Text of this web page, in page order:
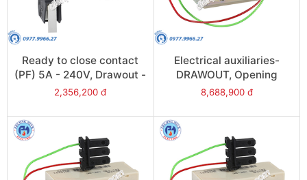
Ready to close contact
(PF) 5A - 240V, Drawout -
Model 48469
2,356,200 đ
Electrical auxiliaries-
DRAWOUT, Opening
release (MX), 24VAC/DC -
8,688,900 đ